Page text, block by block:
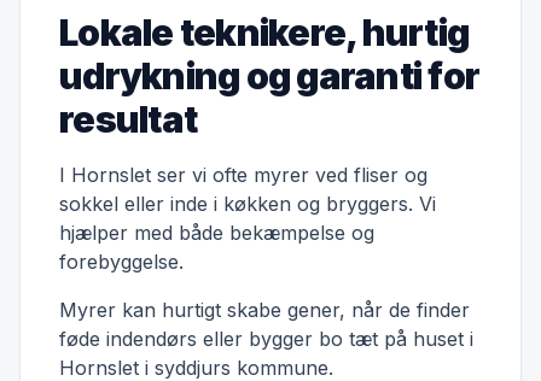
Lokale teknikere, hurtig
udrykning og garanti for
resultat
I Hornslet ser vi ofte myrer ved fliser og
sokkel eller inde i køkken og bryggers. Vi
hjælper med både bekæmpelse og
forebyggelse.
Myrer kan hurtigt skabe gener, når de finder
føde indendørs eller bygger bo tæt på huset i
Hornslet i syddjurs kommune.